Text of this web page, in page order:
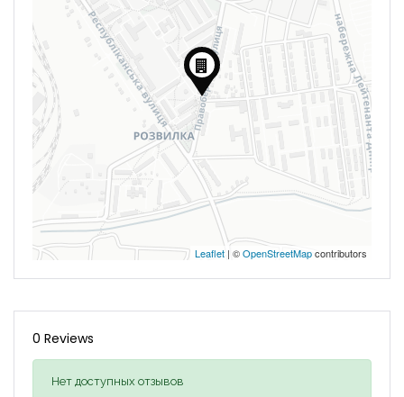
Leaflet | ©OpenStreetMapcontributors
0 Reviews
Нет доступных отзывов